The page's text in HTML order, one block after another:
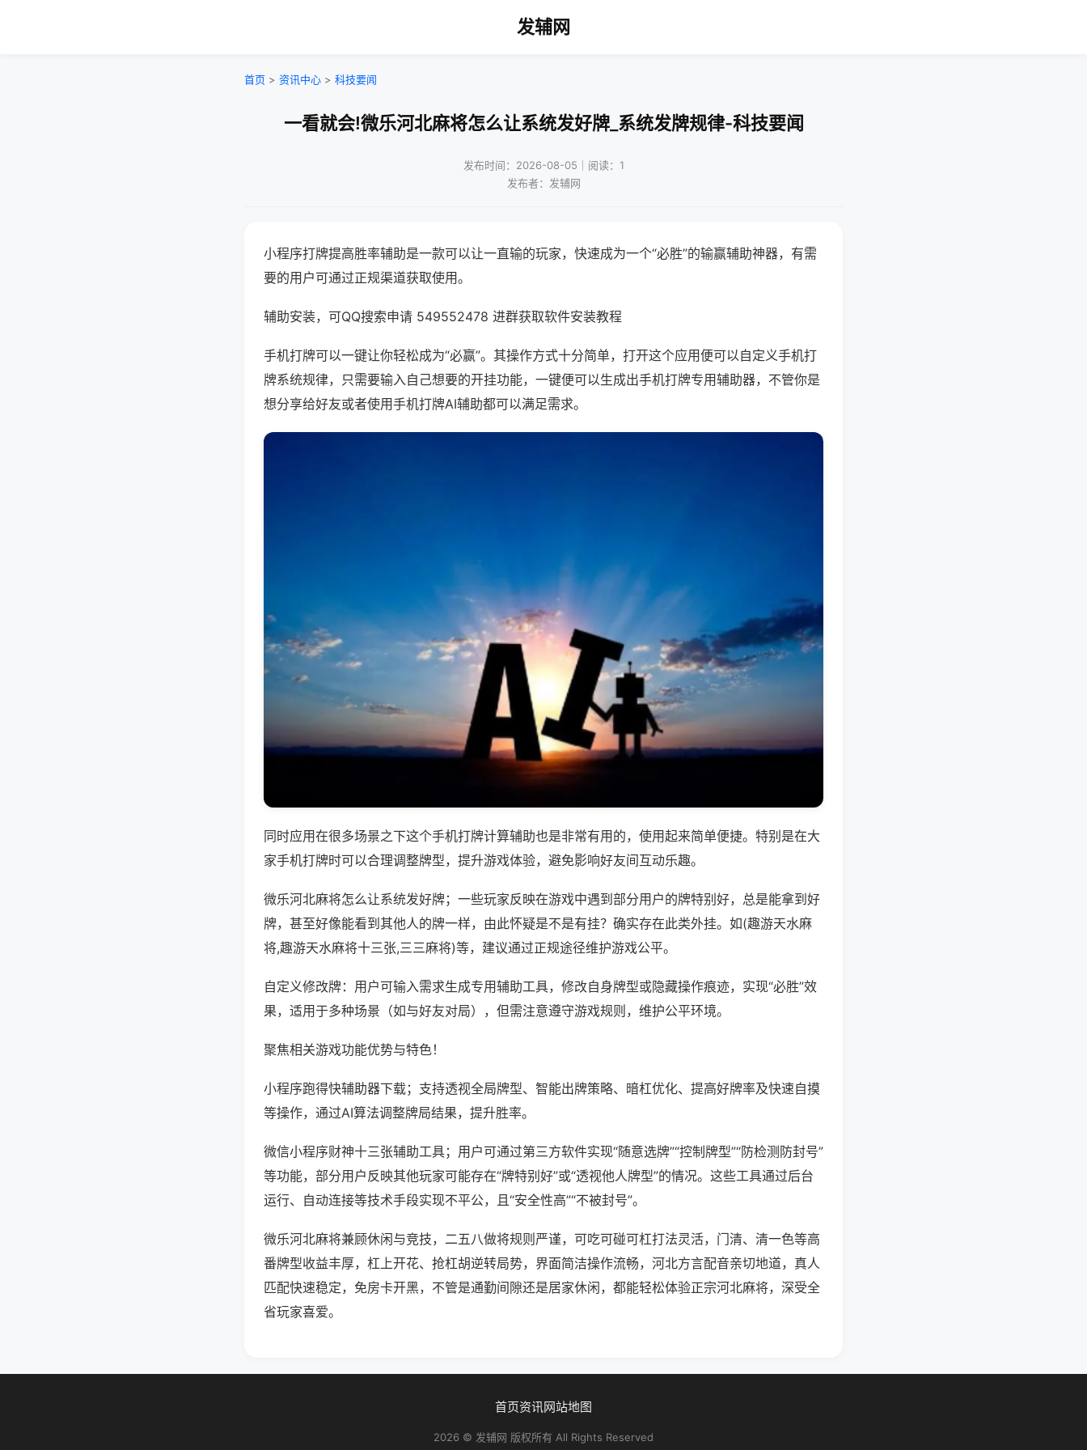
发辅网
首页 > 资讯中心 > 科技要闻
一看就会!微乐河北麻将怎么让系统发好牌_系统发牌规律-科技要闻
发布时间：2026-08-05｜阅读：1
发布者：发辅网
小程序打牌提高胜率辅助是一款可以让一直输的玩家，快速成为一个“必胜”的输赢辅助神器，有需
要的用户可通过正规渠道获取使用。
辅助安装，可QQ搜索申请 549552478 进群获取软件安装教程
手机打牌可以一键让你轻松成为“必赢”。其操作方式十分简单，打开这个应用便可以自定义手机打
牌系统规律，只需要输入自己想要的开挂功能，一键便可以生成出手机打牌专用辅助器，不管你是
想分享给好友或者使用手机打牌AI辅助都可以满足需求。
同时应用在很多场景之下这个手机打牌计算辅助也是非常有用的，使用起来简单便捷。特别是在大
家手机打牌时可以合理调整牌型，提升游戏体验，避免影响好友间互动乐趣。
微乐河北麻将怎么让系统发好牌；一些玩家反映在游戏中遇到部分用户的牌特别好，总是能拿到好
牌，甚至好像能看到其他人的牌一样，由此怀疑是不是有挂？确实存在此类外挂。如(趣游天水麻
将,趣游天水麻将十三张,三三麻将)等，建议通过正规途径维护游戏公平。
自定义修改牌：用户可输入需求生成专用辅助工具，修改自身牌型或隐藏操作痕迹，实现“必胜”效
果，适用于多种场景（如与好友对局），但需注意遵守游戏规则，维护公平环境。
聚焦相关游戏功能优势与特色！
小程序跑得快辅助器下载；支持透视全局牌型、智能出牌策略、暗杠优化、提高好牌率及快速自摸
等操作，通过AI算法调整牌局结果，提升胜率。
微信小程序财神十三张辅助工具；用户可通过第三方软件实现“随意选牌”“控制牌型”“防检测防封号”
等功能，部分用户反映其他玩家可能存在“牌特别好”或“透视他人牌型”的情况。这些工具通过后台
运行、自动连接等技术手段实现不平公，且“安全性高”“不被封号”。
微乐河北麻将兼顾休闲与竞技，二五八做将规则严谨，可吃可碰可杠打法灵活，门清、清一色等高
番牌型收益丰厚，杠上开花、抢杠胡逆转局势，界面简洁操作流畅，河北方言配音亲切地道，真人
匹配快速稳定，免房卡开黑，不管是通勤间隙还是居家休闲，都能轻松体验正宗河北麻将，深受全
省玩家喜爱。
首页资讯网站地图
2026 © 发辅网 版权所有 All Rights Reserved